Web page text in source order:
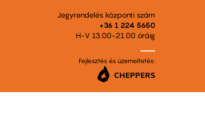
Jegyrendelés központi szám
+36 1 224 5650
H-V 13.00-21.00 óráig
Fejlesztés és üzemeltetés: